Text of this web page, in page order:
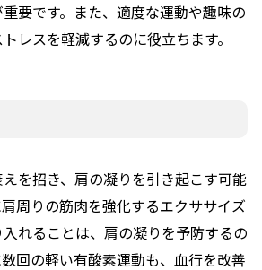
要です。また、適度な運動や趣味の
レスを軽減するのに役立ちます。
を招き、肩の凝りを引き起こす可能
周りの筋肉を強化するエクササイズ
れることは、肩の凝りを予防するの
回の軽い有酸素運動も、血行を改善